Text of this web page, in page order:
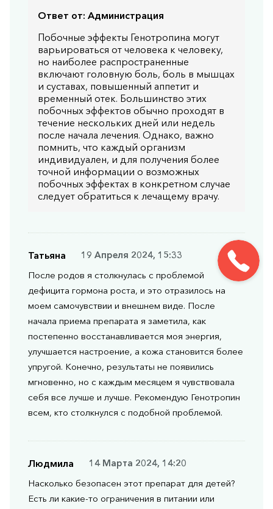
Ответ от: Администрация
Побочные эффекты Генотропина могут
варьироваться от человека к человеку,
но наиболее распространенные
включают головную боль, боль в мышцах
и суставах, повышенный аппетит и
временный отек. Большинство этих
побочных эффектов обычно проходят в
течение нескольких дней или недель
после начала лечения. Однако, важно
помнить, что каждый организм
индивидуален, и для получения более
точной информации о возможных
побочных эффектах в конкретном случае
следует обратиться к лечащему врачу.
Татьяна
19 Апреля 2024, 15:33
После родов я столкнулась с проблемой
дефицита гормона роста, и это отразилось на
моем самочувствии и внешнем виде. После
начала приема препарата я заметила, как
постепенно восстанавливается моя энергия,
улучшается настроение, а кожа становится более
упругой. Конечно, результаты не появились
мгновенно, но с каждым месяцем я чувствовала
себя все лучше и лучше. Рекомендую Генотропин
всем, кто столкнулся с подобной проблемой.
Людмила
14 Марта 2024, 14:20
Насколько безопасен этот препарат для детей?
Есть ли какие-то ограничения в питании или